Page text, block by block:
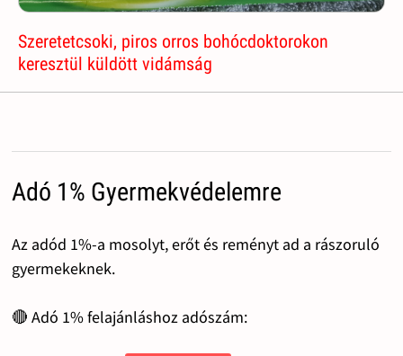
Szeretetcsoki, piros orros bohócdoktorokon
keresztül küldött vidámság
Adó 1% Gyermekvédelemre
Az adód 1%-a mosolyt, erőt és reményt ad a rászoruló
gyermekeknek.
🔴 Adó 1% felajánláshoz adószám: